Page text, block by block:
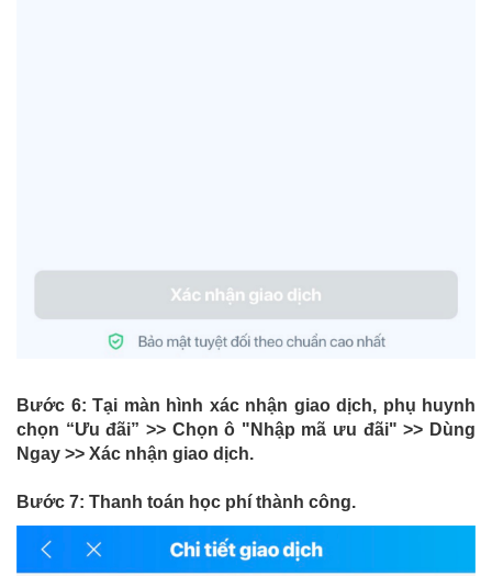
Bước 6: Tại màn hình xác nhận giao dịch, phụ huynh
chọn “Ưu đãi” >> Chọn ô "Nhập mã ưu đãi" >> Dùng
Ngay >> Xác nhận giao dịch.
Bước 7: Thanh toán học phí thành công.